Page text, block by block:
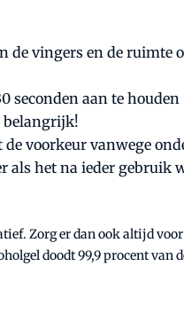
de vingers en de ruimte
seconden aan te houden
belangrijk!
voorkeur vanwege
het na ieder gebruik
Zorg er dan ook altijd
doodt 99,9 procent van